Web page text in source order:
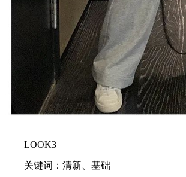
LOOK3
关键词：清新、基础